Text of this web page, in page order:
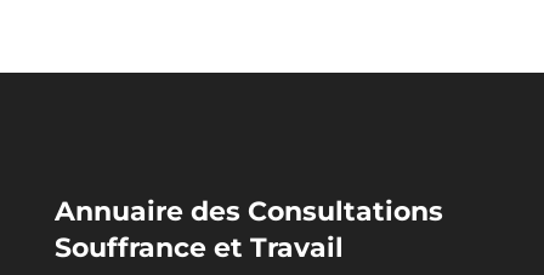
Annuaire des Consultations
Souffrance et Travail